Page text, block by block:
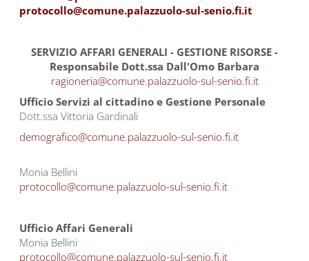
protocollo@comune.palazzuolo-sul-senio.fi.it
SERVIZIO AFFARI GENERALI - GESTIONE RISORSE -
Responsabile Dott.ssa Dall'Omo Barbara
ragioneria@comune.palazzuolo-sul-senio.fi.it
Ufficio Servizi al cittadino e Gestione Personale
Dott.ssa Vittoria Gardinali
demografico@comune.palazzuolo-sul-senio.fi.it
Monia Bellini
protocollo@comune.palazzuolo-sul-senio.fi.it
Ufficio Affari Generali
Monia Bellini
protocollo@comune.palazzuolo-sul-senio.fi.it